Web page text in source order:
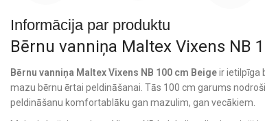
Informācija par produktu
Bērnu vanniņa Maltex Vixens NB
Bērnu vanniņa Maltex Vixens NB 100 cm Beigeir ietilpīga
mazu bērnu ērtai peldināšanai. Tās 100 cm garums
peldināšanu komfortablāku gan mazulim, gan vecākiem.